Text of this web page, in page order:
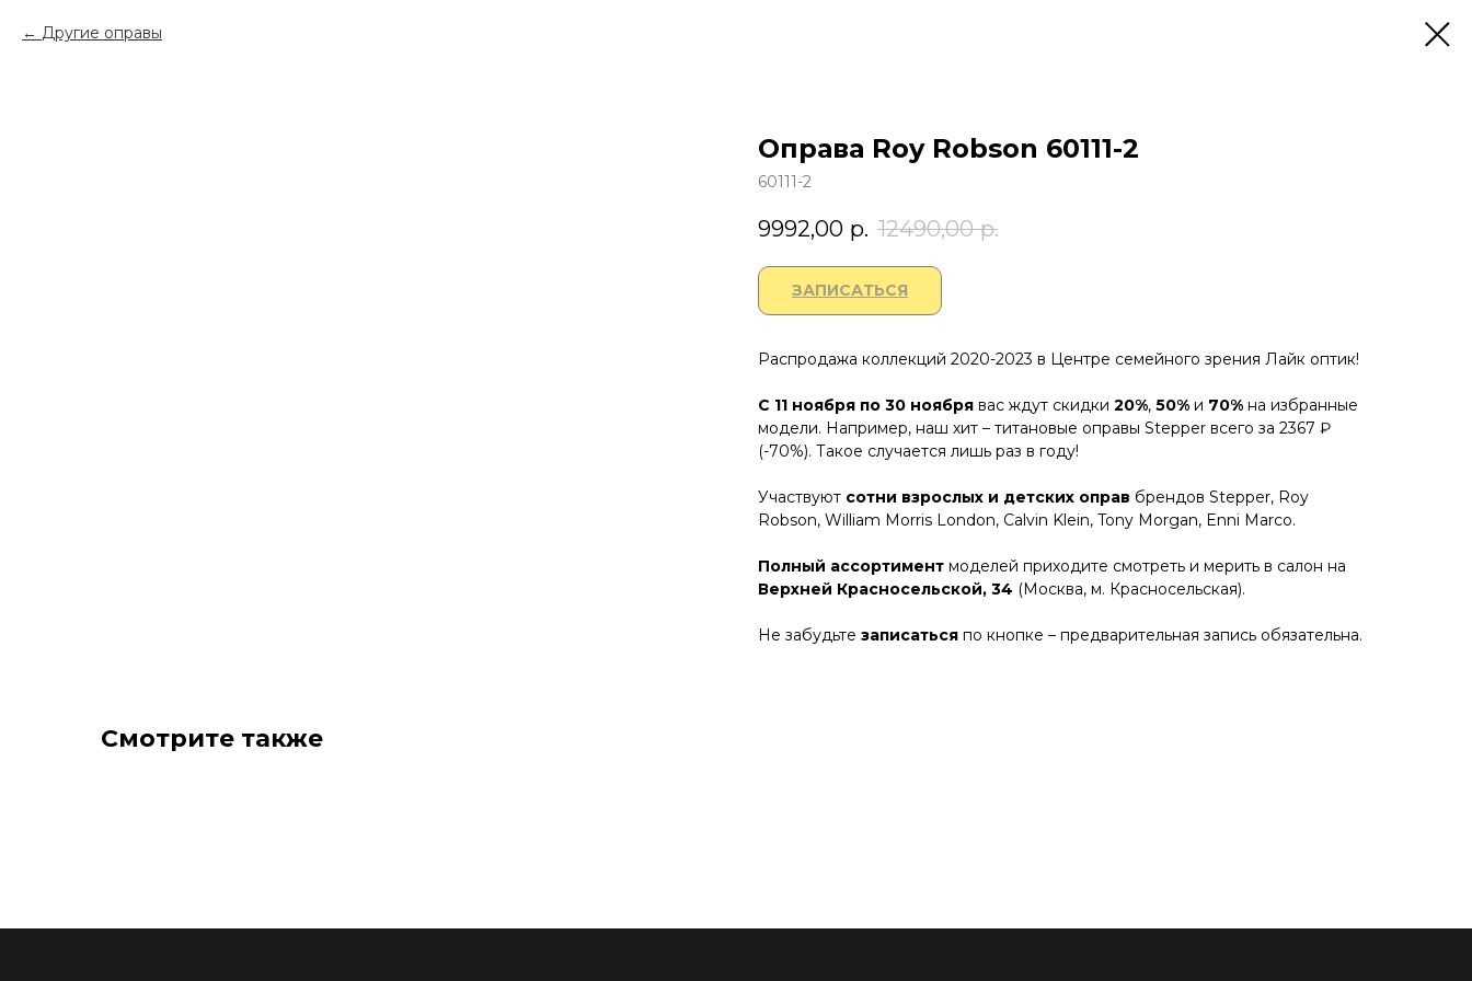
Другие оправы
Оправа Roy Robson 60111-2
60111-2
9992,00 р. 12490,00 р.
ЗАПИСАТЬСЯ
Распродажа коллекций 2020-2023 в Центре семейного зрения Лайк оптик!
С 11 ноября по 30 ноября вас ждут скидки 20%, 50% и 70% на избранные
модели. Например, наш хит – титановые оправы Stepper всего за 2367 ₽
(-70%). Такое случается лишь раз в году!
Участвуют сотни взрослых и детских оправ брендов Stepper, Roy
Robson, William Morris London, Calvin Klein, Tony Morgan, Enni Marco.
Полный ассортимент моделей приходите смотреть и мерить в салон на
Верхней Красносельской, 34 (Москва, м. Красносельская).
Не забудьте записаться по кнопке – предварительная запись обязательна.
Смотрите также